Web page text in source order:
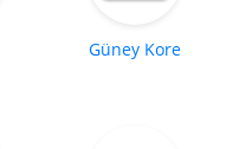
Güney Kore